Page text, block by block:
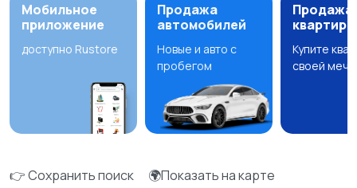
Мобильное
приложение
доступно Rustore
Продажа
автомобилей
Новые и авто с
пробегом
Продажа
квартир
Купите
своей
👉 Сохранить поиск
🌍Показать на карте